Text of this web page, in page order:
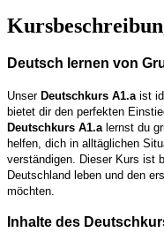
Deutsch lernen von
Unser Deutschkurs A1.a ist
bietet dir den perfekten
Deutschkurs A1.a lernst du
helfen, dich in alltäglichen
verständigen. Dieser Kurs ist
Deutschland leben und den
möchten.
Inhalte des